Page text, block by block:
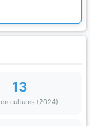
13
cultures (2024)